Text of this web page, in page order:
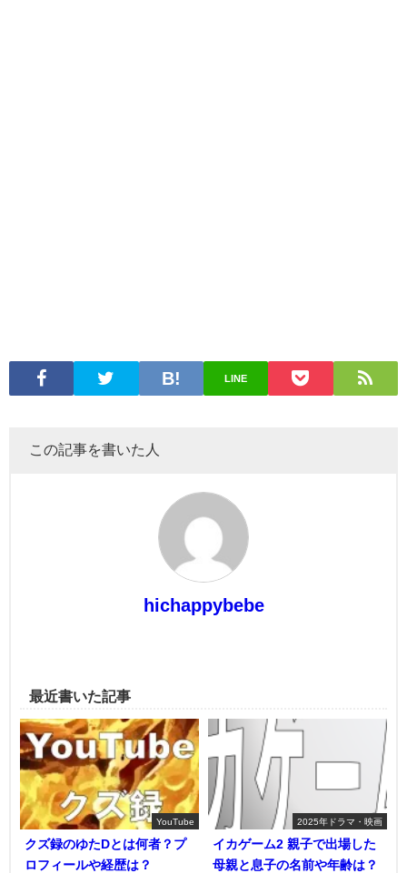
LINE
この記事を書いた人
hichappybebe
最近書いた記事
YouTube
クズ録のゆたDとは何者？プ
ロフィールや経歴は？
2025年ドラマ・映画
イカゲーム2 親子で出場した
母親と息子の名前や年齢は？